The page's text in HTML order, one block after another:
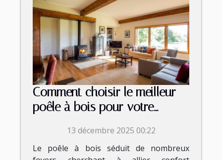
Comment choisir le meilleur
poêle à bois pour votre
13 décembre 2025 00:22
Le poêle à bois séduit de nombreux